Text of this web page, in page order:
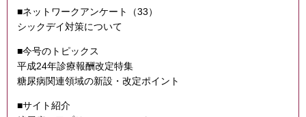
グリコアルブミン
■ネットワークアンケート（33）
シックデイ対策について
■今号のトピックス
平成24年診療報酬改定特集
糖尿病関連領域の新設・改定ポイント
■サイト紹介